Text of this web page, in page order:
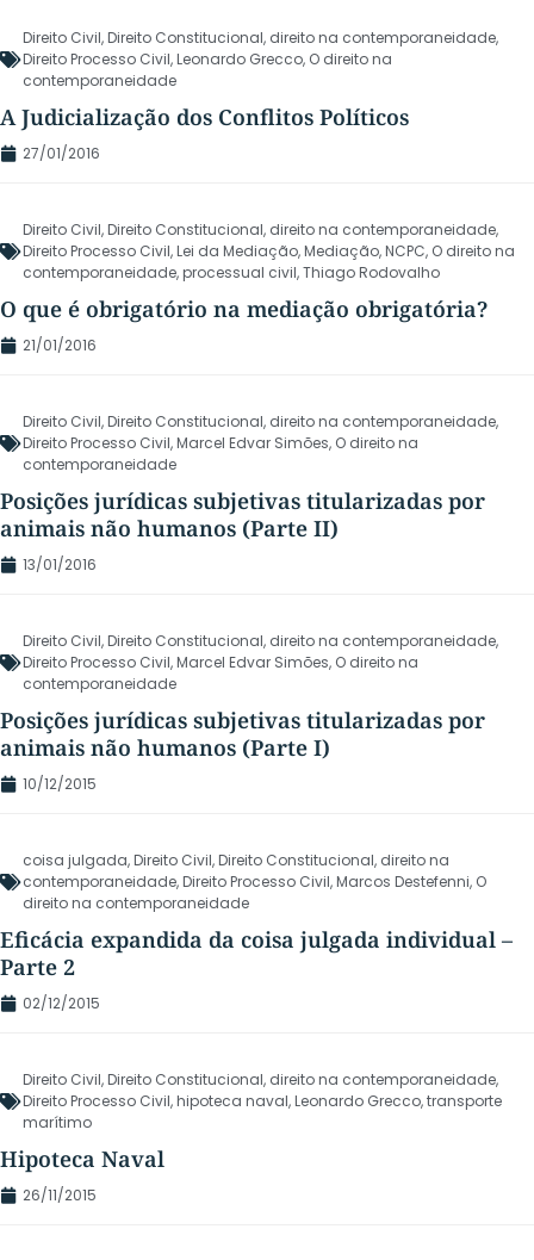
Direito Civil,Direito Constitucional, direito na contemporaneidade,
Direito Processo Civil,Leonardo Grecco, O direito na
contemporaneidade
A Judicialização dos Conflitos Políticos
27/01/2016
Direito Civil,Direito Constitucional, direito na contemporaneidade,
Direito Processo Civil,Lei da Mediação,Mediação,NCPC, O direito na
contemporaneidade,processual civil,Thiago Rodovalho
O que é obrigatório na mediação obrigatória?
21/01/2016
Direito Civil,Direito Constitucional, direito na contemporaneidade,
Direito Processo Civil,Marcel Edvar Simões, O direito na
contemporaneidade
Posições jurídicas subjetivas titularizadas por
animais não humanos (Parte II)
13/01/2016
Direito Civil,Direito Constitucional, direito na contemporaneidade,
Direito Processo Civil,Marcel Edvar Simões, O direito na
contemporaneidade
Posições jurídicas subjetivas titularizadas por
animais não humanos (Parte I)
10/12/2015
coisa julgada,Direito Civil,Direito Constitucional, direito na
contemporaneidade,Direito Processo Civil,Marcos Destefenni, O
direito na contemporaneidade
Eficácia expandida da coisa julgada individual –
Parte 2
02/12/2015
Direito Civil,Direito Constitucional, direito na contemporaneidade,
Direito Processo Civil,hipoteca naval,Leonardo Grecco,transporte
marítimo
Hipoteca Naval
26/11/2015